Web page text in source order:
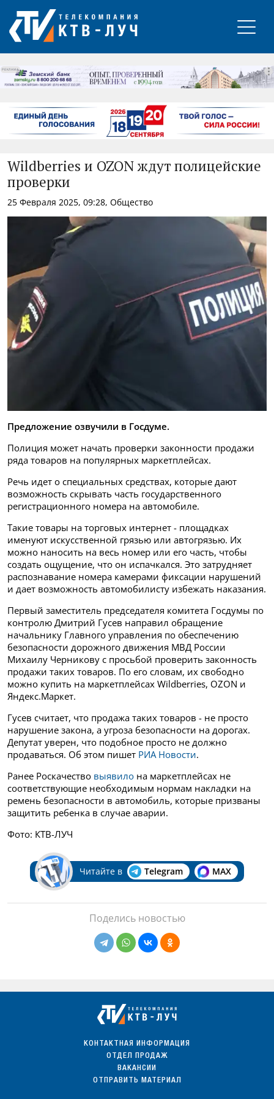
РЕКЛАМА
Wildberries и OZON ждут полицейские
проверки
25 Февраля 2025, 09:28, Общество
Предложение озвучили в Госдуме.
Полиция может начать проверки законности продажи
ряда товаров на популярных маркетплейсах.
Речь идет о специальных средствах, которые дают
возможность скрывать часть государственного
регистрационного номера на автомобиле.
Такие товары на торговых интернет - площадках
именуют искусственной грязью или автогрязью. Их
можно наносить на весь номер или его часть, чтобы
создать ощущение, что он испачкался. Это затрудняет
распознавание номера камерами фиксации нарушений
и дает возможность автомобилисту избежать наказания.
Первый заместитель председателя комитета Госдумы по
контролю Дмитрий Гусев направил обращение
начальнику Главного управления по обеспечению
безопасности дорожного движения МВД России
Михаилу Черникову с просьбой проверить законность
продажи таких товаров. По его словам, их свободно
можно купить на маркетплейсах Wildberries, OZON и
Яндекс.Маркет.
Гусев считает, что продажа таких товаров - не просто
нарушение закона, а угроза безопасности на дорогах.
Депутат уверен, что подобное просто не должно
продаваться. Об этом пишет РИА Новости.
Ранее Роскачество выявило на маркетплейсах не
соответствующие необходимым нормам накладки на
ремень безопасности в автомобиль, которые призваны
защитить ребенка в случае аварии.
Фото: КТВ-ЛУЧ
Читайте в Telegram MAX
Поделись новостью
КОНТАКТНАЯ ИНФОРМАЦИЯ
ОТДЕЛ ПРОДАЖ
ВАКАНСИИ
ОТПРАВИТЬ МАТЕРИАЛ